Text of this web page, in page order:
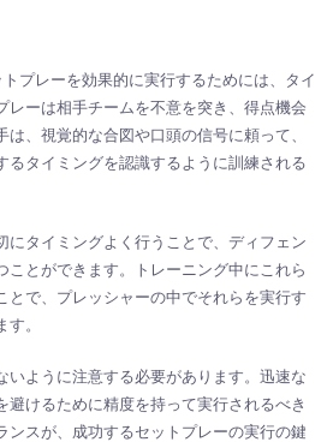
プレーを効果的に実行するためには、タイ
レーは相手チームを不意を突き、得点機会
、視覚的な合図や口頭の信号に頼って、
るタイミングを認識するように訓練される
にタイミングよく行うことで、ディフェン
ことができます。トレーニング中にこれら
とで、プレッシャーの中でそれらを実行す
。
いように注意する必要があります。迅速な
避けるために精度を持って実行されるべき
ンスが、成功するセットプレーの実行の鍵